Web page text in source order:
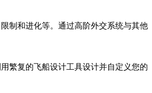
制和进化等。通过高阶外交系统与其他
繁复的飞船设计工具设计并自定义您的